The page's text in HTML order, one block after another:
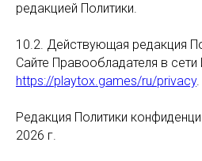
редакцией Политики.
10.2. Действующая редакция
Сайте Правообладателя в сети
https://playtox.games/ru/privacy.
Редакция Политики
2026 г.